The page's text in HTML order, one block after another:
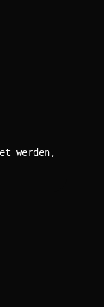
werden,